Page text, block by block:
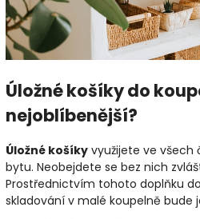
Úložné košíky do
nejoblíbenější?
Úložné košíky využijete ve
bytu. Neobejdete se bez nich
Prostřednictvím tohoto doplňku
skladování v malé koupelně bude